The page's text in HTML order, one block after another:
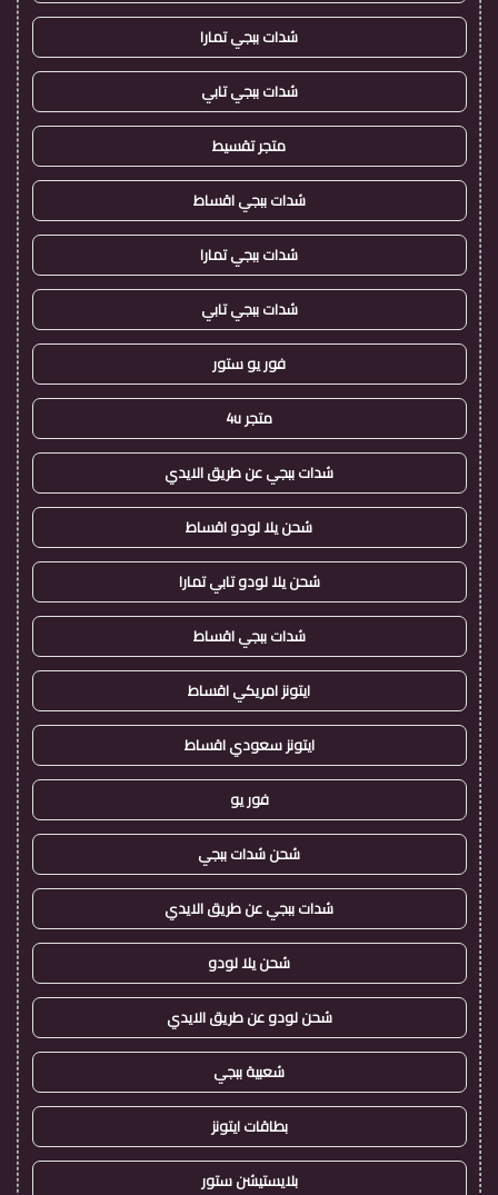
شدات ببجي تمارا
شدات ببجي تابي
متجر تقسيط
شدات ببجي اقساط
شدات ببجي تمارا
شدات ببجي تابي
فور يو ستور
متجر 4u
شدات ببجي عن طريق الايدي
شحن يلا لودو اقساط
شحن يلا لودو تابي تمارا
شدات ببجي اقساط
ايتونز امريكي اقساط
ايتونز سعودي اقساط
فور يو
شحن شدات ببجي
شدات ببجي عن طريق الايدي
شحن يلا لودو
شحن لودو عن طريق الايدي
شعبية ببجي
بطاقات ايتونز
بلايستيشن ستور